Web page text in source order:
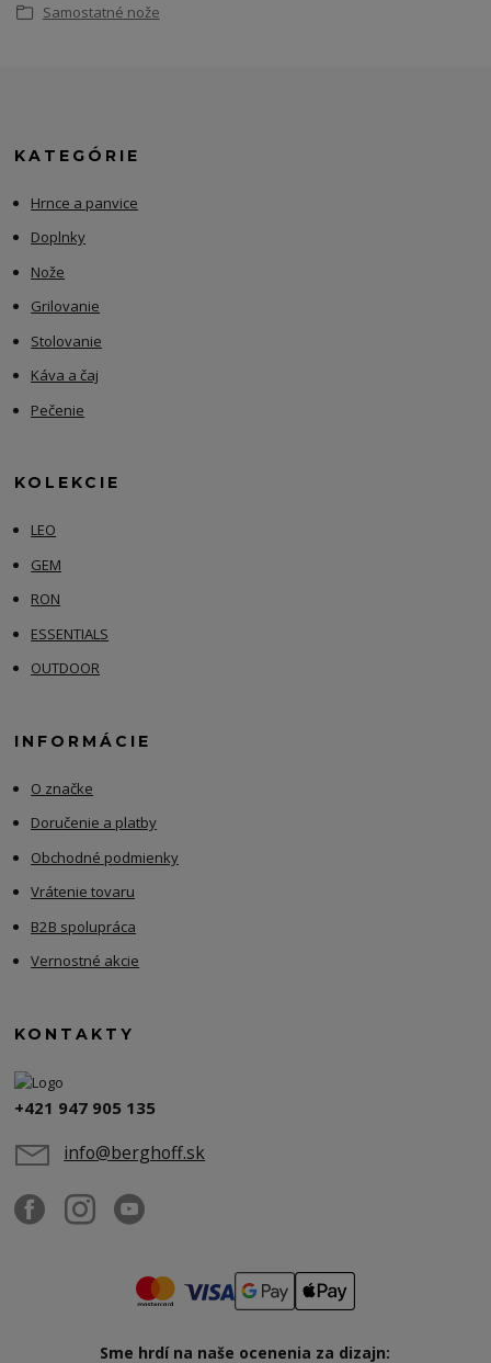
Samostatné nože
KATEGÓRIE
Hrnce a panvice
Doplnky
Nože
Grilovanie
Stolovanie
Káva a čaj
Pečenie
KOLEKCIE
LEO
GEM
RON
ESSENTIALS
OUTDOOR
INFORMÁCIE
O značke
Doručenie a platby
Obchodné podmienky
Vrátenie tovaru
B2B spolupráca
Vernostné akcie
KONTAKTY
+421 947 905 135
info@berghoff.sk
Sme hrdí na naše ocenenia za dizajn: